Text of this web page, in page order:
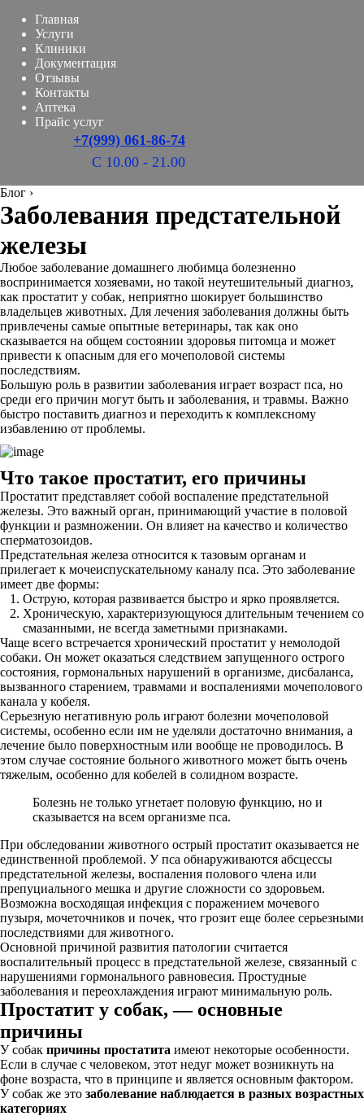
Главная
Услуги
Клиники
Документация
Отзывы
Контакты
Аптека
Прайс услуг
+7(999) 061-86-74
С 10.00 - 21.00
Блог ›
Заболевания предстательной
железы
Любое заболевание домашнего любимца болезненно
воспринимается хозяевами, но такой неутешительный диагноз,
как простатит у собак, неприятно шокирует большинство
владельцев животных. Для лечения заболевания должны быть
привлечены самые опытные ветеринары, так как оно
сказывается на общем состоянии здоровья питомца и может
привести к опасным для его мочеполовой системы
последствиям.
Большую роль в развитии заболевания играет возраст пса, но
среди его причин могут быть и заболевания, и травмы. Важно
быстро поставить диагноз и переходить к комплексному
избавлению от проблемы.
Что такое простатит, его причины
Простатит представляет собой воспаление предстательной
железы. Это важный орган, принимающий участие в половой
функции и размножении. Он влияет на качество и количество
сперматозоидов.
Предстательная железа относится к тазовым органам и
прилегает к мочеиспускательному каналу пса. Это заболевание
имеет две формы:
Острую, которая развивается быстро и ярко проявляется.
Хроническую, характеризующуюся длительным течением со
смазанными, не всегда заметными признаками.
Чаще всего встречается хронический простатит у немолодой
собаки. Он может оказаться следствием запущенного острого
состояния, гормональных нарушений в организме, дисбаланса,
вызванного старением, травмами и воспалениями мочеполового
канала у кобеля.
Серьезную негативную роль играют болезни мочеполовой
системы, особенно если им не уделяли достаточно внимания, а
лечение было поверхностным или вообще не проводилось. В
этом случае состояние больного животного может быть очень
тяжелым, особенно для кобелей в солидном возрасте.
Болезнь не только угнетает половую функцию, но и
сказывается на всем организме пса.
При обследовании животного острый простатит оказывается не
единственной проблемой. У пса обнаруживаются абсцессы
предстательной железы, воспаления полового члена или
препуциального мешка и другие сложности со здоровьем.
Возможна восходящая инфекция с поражением мочевого
пузыря, мочеточников и почек, что грозит еще более серьезными
последствиями для животного.
Основной причиной развития патологии считается
воспалительный процесс в предстательной железе, связанный с
нарушениями гормонального равновесия. Простудные
заболевания и переохлаждения играют минимальную роль.
Простатит у собак, — основные
причины
У собак причины простатита имеют некоторые особенности.
Если в случае с человеком, этот недуг может возникнуть на
фоне возраста, что в принципе и является основным фактором.
У собак же это заболевание наблюдается в разных возрастных
категориях